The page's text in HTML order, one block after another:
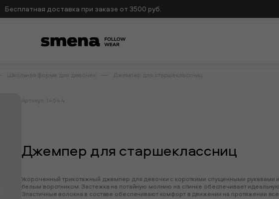
Бесплатная доставка при заказе от 3500 руб.
Школьная форма для девочек Джемпер для старшеклассниц
Артикул: 14544
Джемпер для старшеклассниц
Укороченный трикотажный джемпер для девочки с короткими спущенными рукавами
белым воротником. Застежка на потайную молнию на спинке обеспечивает
Эластичные волокна в составе обеспечивают комфорт в движении на протяжении